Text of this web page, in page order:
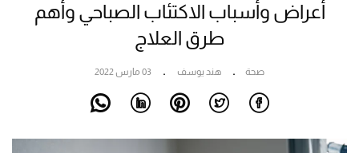
أعراض وأسباب الاكتئاب الصباحي وأهم
طرق العلاج
صحة هند يوسف 03 مارس 2022